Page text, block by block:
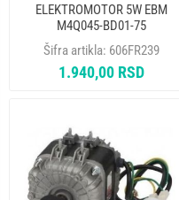
ELEKTROMOTOR 5W EBM
M4Q045-BD01-75
Šifra artikla: 606FR239
1.940,00 RSD